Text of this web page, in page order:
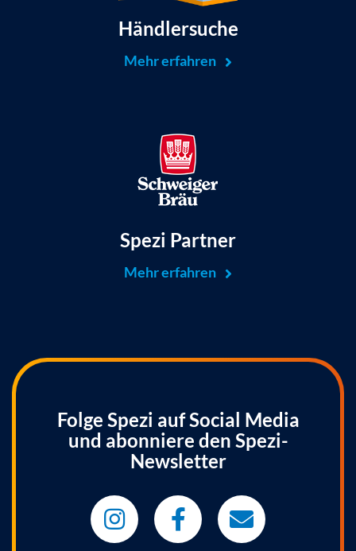
Händlersuche
Mehr erfahren
Folge Spezi auf Social Media
und abonniere den Spezi-
Newsletter
Spezi Partner
Mehr erfahren